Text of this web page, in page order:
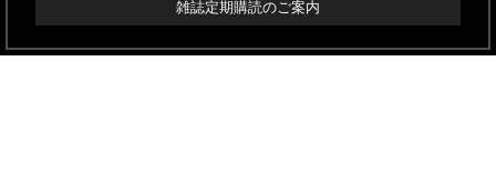
雑誌定期購読のご案内